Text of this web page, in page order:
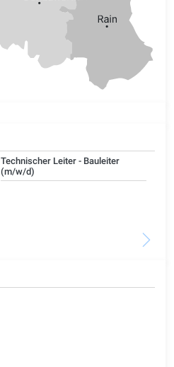
Technischer Leiter - Bauleiter
(m/w/d)